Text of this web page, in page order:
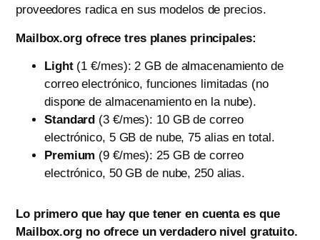
proveedores radica en sus modelos de precios.
Mailbox.org ofrece tres planes principales:
Light(1 €/mes): 2 GB de almacenamiento de
correo electrónico, funciones limitadas (no
dispone de almacenamiento en la nube).
Standard (3 €/mes): 10 GB de correo
electrónico, 5 GB de nube, 75 alias en total.
Premium (9 €/mes): 25 GB de correo
electrónico, 50 GB de nube, 250 alias.
Lo primero que hay que tener en cuenta es que
Mailbox.org no ofrece un verdadero nivel gratuito.